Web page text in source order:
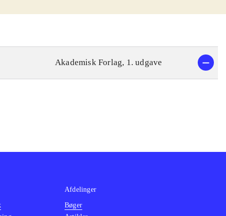
Akademisk Forlag, 1. udgave
Afdelinger
Bøger